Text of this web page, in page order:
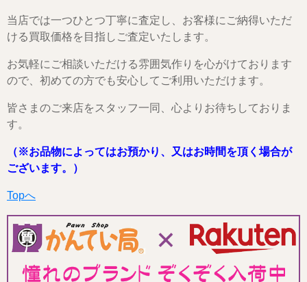
当店では一つひとつ丁寧に査定し、お客様にご納得いただ
ける買取価格を目指しご査定いたします。
お気軽にご相談いただける雰囲気作りを心がけております
ので、初めての方でも安心してご利用いただけます。
皆さまのご来店をスタッフ一同、心よりお待ちしておりま
す。
（※お品物によってはお預かり、又はお時間を頂く場合が
ございます。）
Topへ